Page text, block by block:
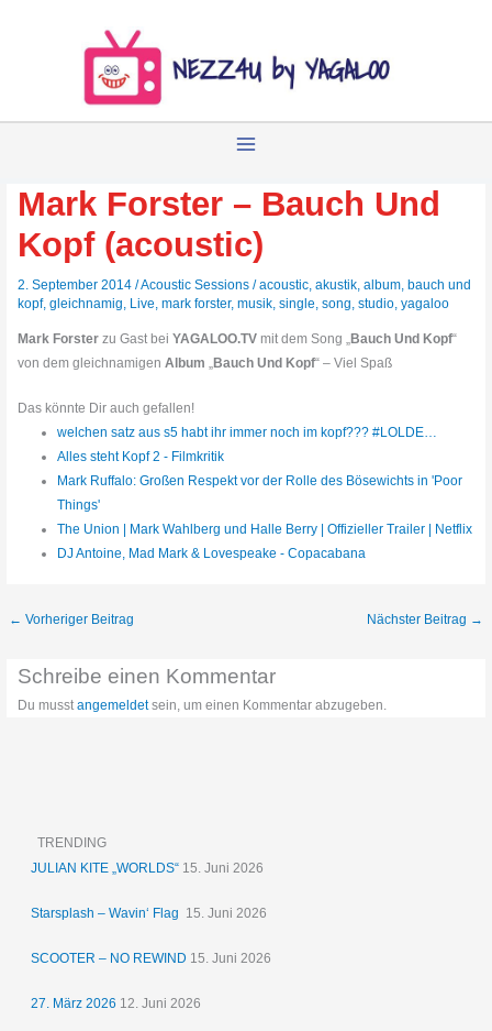
Mark Forster – Bauch Und
Kopf (acoustic)
2. September 2014/Acoustic Sessions /acoustic,akustik,album,bauch und
kopf,gleichnamig, Live,mark forster,musik,single,song,studio,yagaloo
Mark Forster zu Gast beiYAGALOO.TV mit dem Song „Bauch Und Kopf“
von dem gleichnamigenAlbum „Bauch Und Kopf“ – Viel Spaß
Das könnte Dir auch gefallen!
welchen satz aus s5 habt ihr immer noch im kopf??? #LOLDE…
Alles steht Kopf 2 - Filmkritik
Mark Ruffalo: Großen Respekt vor der Rolle des Bösewichts in 'Poor
Things'
The Union | Mark Wahlberg und Halle Berry | Offizieller Trailer | Netflix
DJ Antoine, Mad Mark & Lovespeake - Copacabana
← Vorheriger Beitrag Nächster Beitrag →
Schreibe einen Kommentar
Du musstangemeldetsein, um einen Kommentar abzugeben.
TRENDING
JULIAN KITE „WORLDS“ 15. Juni 2026
Starsplash – Wavin‘ Flag 15. Juni 2026
SCOOTER – NO REWIND 15. Juni 2026
27. März 2026 12. Juni 2026